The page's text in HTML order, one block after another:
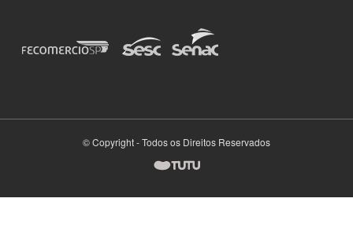
© Copyright - Todos os Direitos Reservados